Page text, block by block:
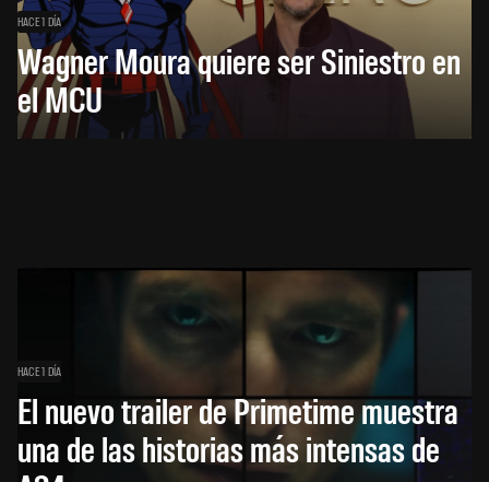
HACE 1 DÍA
Wagner Moura quiere ser Siniestro en
el MCU
HACE 1 DÍA
El nuevo trailer de Primetime muestra
una de las historias más intensas de